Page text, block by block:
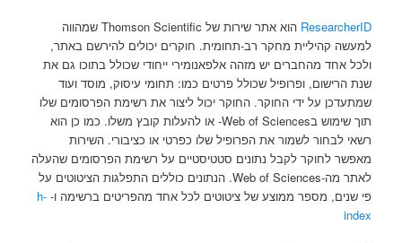
ResearcherID
הוא אתר שירות של Thomson Scientific שמהווה
למעשה קהיליית מחקר רב-תחומית. חוקרים יכולים להירשם באתר,
ולכל אחד מהחברים יש מזהה אלפאנומירי ייחודי שכולל בתוכו גם את
שנת הרישום, ופרופיל שכולל פרטים כמו: תחומי עיסוק, מוסד ועוד
שמתעדכן על ידי החוקר. החוקר יכול ליצור את רשימת הפרסומים שלו
תוך שימוש בWeb of Sciences- או להעלות קובץ משלו. כמו כן הוא
רשאי לבחור לשמור את הפרופיל שלו כפרטי או כציבורי. השירות
מאפשר לחוקר לקבל נתונים סטטיסטיים על רשימת הפרסומים שהעלה
לאתר מה-Web of Sciences. הנתונים כוללים התפלגות הציטוטים על
פי שנים, מספר ממוצע של ציטוטים לכל אחד מהפריטים ברשימה ו-h-
index